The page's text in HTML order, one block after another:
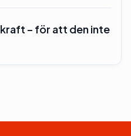
– för att den inte